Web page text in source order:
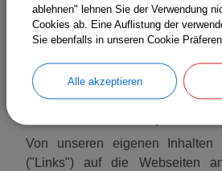
Anwendungsbereich
Dienstleistungsrichtlinie
Richtigkeit und Aktualität
Von unseren eigenen Inhalten
("Links") auf die Webseiten
ablehnen" lehnen Sie der Verwendung
Cookies ab. Eine Auflistung der
Sie ebenfalls in unseren Cookie
Alle akzeptieren